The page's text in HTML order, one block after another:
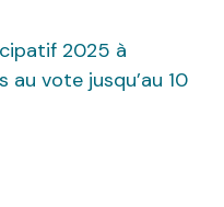
2025 à
vote jusqu’au 10